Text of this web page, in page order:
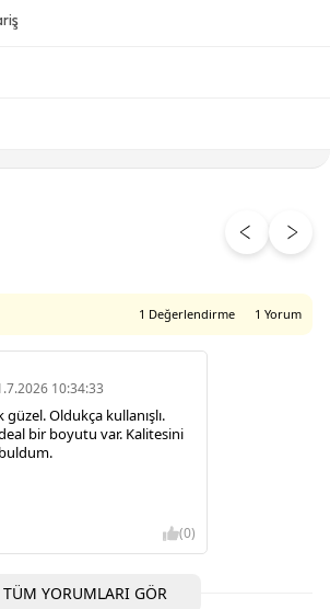
1 Değerlendirme 1 Yorum
10:34:33
Oldukça kullanışlı.
bir boyutu var. Kalitesini
(0)
TÜM YORUMLARI GÖR